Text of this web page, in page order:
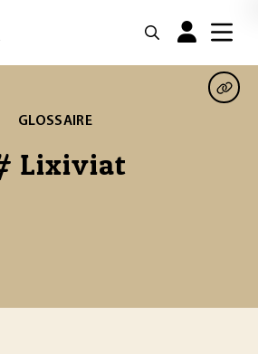
GLOSSAIRE
Lixiviat